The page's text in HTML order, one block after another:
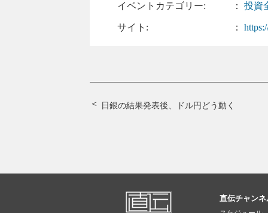
イベントカテゴリー: ：投資
サイト: ：
日銀の結果発表後、ドル円どう動く
直伝チャン